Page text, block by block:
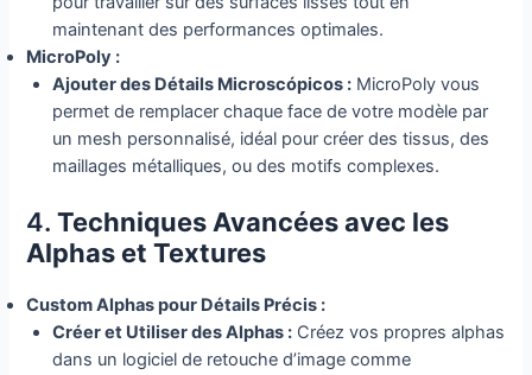
maintenant des performances optimales.
MicroPoly :
Ajouter des Détails Microscópicos : MicroPoly vous
permet de remplacer chaque face de votre modèle par
un mesh personnalisé, idéal pour créer des tissus, des
maillages métalliques, ou des motifs complexes.
4.Techniques Avancées avec les
Alphas et Textures
Custom Alphas pour Détails Précis :
Créer et Utiliser des Alphas : Créez vos propres alphas
dans un logiciel de retouche d’image comme